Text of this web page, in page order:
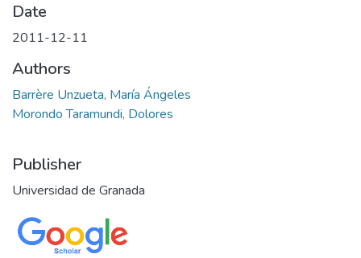
Date
2011-12-11
Authors
Barrère Unzueta, María Ángeles
Morondo Taramundi, Dolores
Publisher
Universidad de Granada